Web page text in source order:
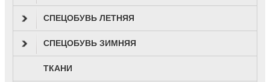
СПЕЦОБУВЬ ЛЕТНЯЯ
СПЕЦОБУВЬ ЗИМНЯЯ
ТКАНИ